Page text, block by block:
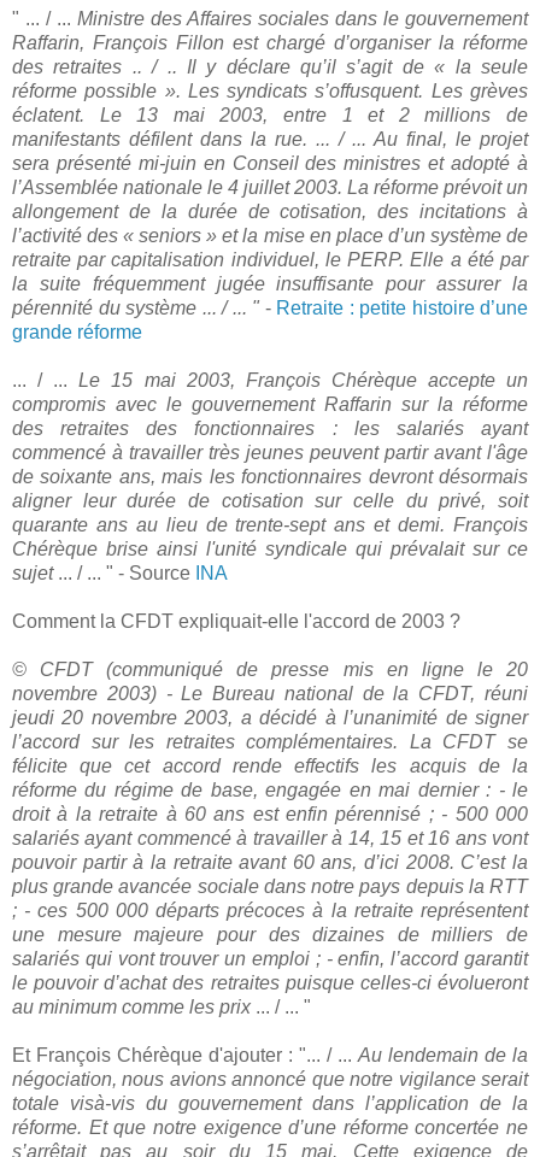
" ... / ... Ministre des Affaires sociales dans le gouvernement
Raffarin, François Fillon est chargé d’organiser la réforme
des retraites .. / .. Il y déclare qu’il s’agit de « la seule
réforme possible ». Les syndicats s’offusquent. Les grèves
éclatent. Le 13 mai 2003, entre 1 et 2 millions de
manifestants défilent dans la rue. ... / ... Au final, le projet
sera présenté mi-juin en Conseil des ministres et adopté à
l’Assemblée nationale le 4 juillet 2003. La réforme prévoit un
allongement de la durée de cotisation, des incitations à
l’activité des « seniors » et la mise en place d’un système de
retraite par capitalisation individuel, le PERP. Elle a été par
la suite fréquemment jugée insuffisante pour assurer la
pérennité du système ... / ... " - Retraite : petite histoire d’une
grande réforme
... / ...Le 15 mai 2003, François Chérèque accepte un
compromis avec le gouvernement Raffarin sur la réforme
des retraites des fonctionnaires : les salariés ayant
commencé à travailler très jeunes peuvent partir avant l'âge
de soixante ans, mais les fonctionnaires devront désormais
aligner leur durée de cotisation sur celle du privé, soit
quarante ans au lieu de trente-sept ans et demi. François
Chérèque brise ainsi l'unité syndicale qui prévalait sur ce
sujet... / ... " - Source INA
Comment la CFDT expliquait-elle l'accord de 2003 ?
© CFDT (communiqué de presse mis en ligne le 20
novembre 2003) - Le Bureau national de la CFDT, réuni
jeudi 20 novembre 2003, a décidé à l’unanimité de signer
l’accord sur les retraites complémentaires. La CFDT se
félicite que cet accord rende effectifs les acquis de la
réforme du régime de base, engagée en mai dernier : - le
droit à la retraite à 60 ans est enfin pérennisé ; - 500 000
salariés ayant commencé à travailler à 14, 15 et 16 ans vont
pouvoir partir à la retraite avant 60 ans, d’ici 2008. C’est la
plus grande avancée sociale dans notre pays depuis la RTT
; - ces 500 000 départs précoces à la retraite représentent
une mesure majeure pour des dizaines de milliers de
salariés qui vont trouver un emploi ; - enfin, l’accord garantit
le pouvoir d’achat des retraites puisque celles-ci évolueront
au minimum comme les prix ... / ... "
Et François Chérèque d'ajouter : "... / ... Au lendemain de la
négociation, nous avions annoncé que notre vigilance serait
totale visà-vis du gouvernement dans l’application de la
réforme. Et que notre exigence d’une réforme concertée ne
s’arrêtait pas au soir du 15 mai. Cette exigence de